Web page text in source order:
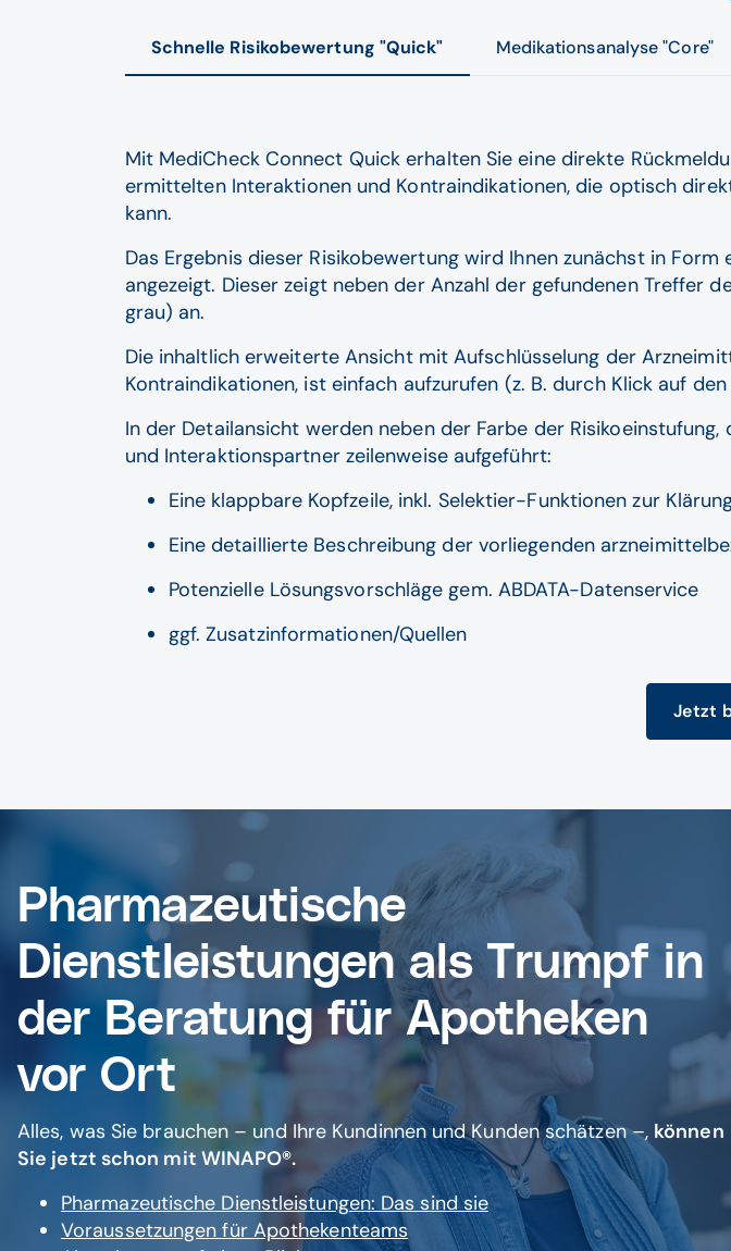
Schnelle Risikobewertung "Quick" Medikationsanalyse "Core"
Mit MediCheck Connect Quick erhalten Sie eine direkte
ermittelten Interaktionen und Kontraindikationen, die optisch
kann.
Das Ergebnis dieser Risikobewertung wird Ihnen zunächst in
angezeigt. Dieser zeigt neben der Anzahl der gefundenen Treffer
grau) an.
Die inhaltlich erweiterte Ansicht mit Aufschlüsselung der
Kontraindikationen, ist einfach aufzurufen (z. B. durch Klick auf
In der Detailansicht werden neben der Farbe der
und Interaktionspartner zeilenweise aufgeführt:
Eine klappbare Kopfzeile, inkl. Selektier-Funktionen zur
Eine detaillierte Beschreibung der vorliegenden
Potenzielle Lösungsvorschläge gem. ABDATA-Datenservice
ggf. Zusatzinformationen/Quellen
Jetzt
Pharmazeutische
Dienstleistungen als Trumpf in
der Beratung für Apotheken
vor Ort
Alles, was Sie brauchen – und Ihre Kundinnen und Kunden schätzen –, können
Sie jetzt schon mit WINAPO®.
Pharmazeutische Dienstleistungen: Das sind sie
Voraussetzungen für Apothekenteams